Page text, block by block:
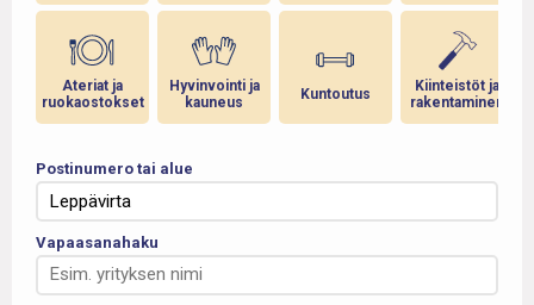
Ateriat ja
ruokaostokset
Hyvinvointi ja
kauneus
Kuntoutus
Kiinteistöt ja
rakentaminen
Postinumero tai alue
Vapaasanahaku